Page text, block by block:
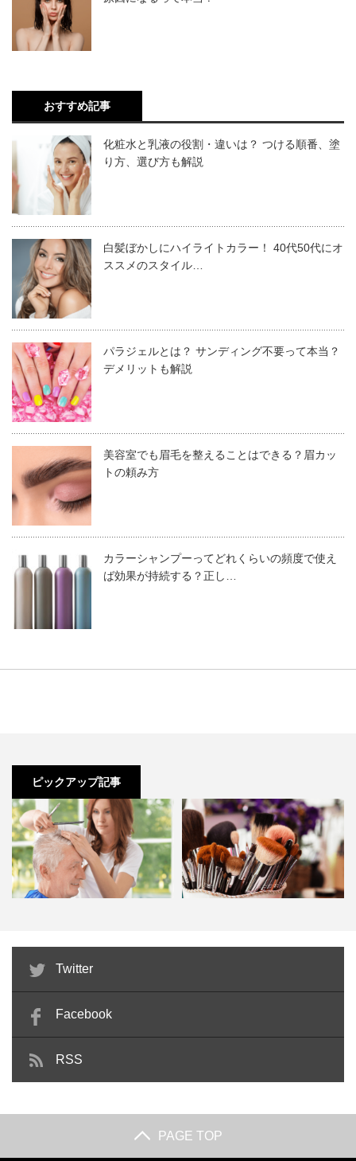
原因②：紫外線の影響
紫外線はシミやソバカスの原因になるだけでなく、カサつ
らないスポットや時期は、山や海だけではありません。通
勤、洗濯、散歩などの日常生活にまで気を使う必要があり
ます。
日常レベルの紫外線対策は、日傘や帽子などが有効です。
ですが、肌のカサカサ悩みに対しては、
トをおすすめします。日常的なケアならば、SPF30程度、
レジャーならばSPF50程度の商材が適しています。
2020.05.03
髪のUVケアはいつからすべき？日頃からできる紫外線対策と
おすすめ業務用商材
温暖化の影響で、年々増加する紫外線。日頃から何らかの紫外線対策を
行わなければ、様々な影響をもたらすことになるでしょう。紫外線が直
撃しやすいのは肌だと思いがちですが、実は髪や頭皮にも悪影響を及ぼ
褪色などをおこして台無し、ということにもなり...
カサカサ肌がエスカレートすると、シワやたるみにまで発
展してしまうでしょう。そうなる前に、スキンケアの見直
しが必要です。
保湿化粧品と呼ばれるような化粧品には優れた保湿成分が
配合されています。成分によっては、「角質層まで浸透す
るタイプ」「真皮層まで浸透するタイプ」などがありま
分が配合されている商材もあります。
おすすめ記事
化粧水と乳液の役割・違いは？ つける順番、塗
り方、選び方も解説
白髪ぼかしにハイライトカラー！ 40代50代にオ
ススメのスタイル…
パラジェルとは？ サンディング不要って本当？
デメリットも解説
美容室でも眉毛を整えることはできる？眉カッ
トの頼み方
カラーシャンプーってどれくらいの頻度で使え
ば効果が持続する？正し…
ピックアップ記事
訪問理美容とは？必要な資格と開
業時に準備しておくべき3つ…
Twitter
Facebook
RSS
PAGE TOP